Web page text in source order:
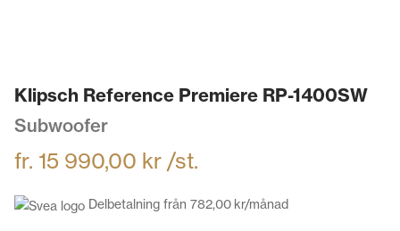
Klipsch Reference Premiere RP-1400SW
Subwoofer
fr. 15 990,00 kr /st.
Delbetalning från 782,00 kr/månad